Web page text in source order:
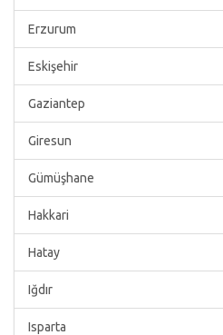
Erzurum
Eskişehir
Gaziantep
Giresun
Gümüşhane
Hakkari
Hatay
Iğdır
Isparta